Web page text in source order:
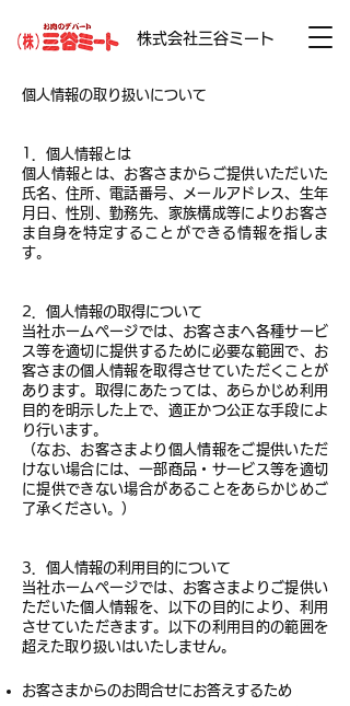
株式会社三谷ミート
個人情報の取り扱いについて
1．個人情報とは
個人情報とは、お客さまからご提供いただいた
氏名、住所、電話番号、メールアドレス、生年
月日、性別、勤務先、家族構成等によりお客さ
ま自身を特定することができる情報を指しま
す。
2．個人情報の取得について
当社ホームページでは、お客さまへ各種サービ
ス等を適切に提供するために必要な範囲で、お
客さまの個人情報を取得させていただくことが
あります。取得にあたっては、あらかじめ利用
目的を明示した上で、適正かつ公正な手段によ
り行います。
（なお、お客さまより個人情報をご提供いただ
けない場合には、一部商品・サービス等を適切
に提供できない場合があることをあらかじめご
了承ください。）
3．個人情報の利用目的について
当社ホームページでは、お客さまよりご提供い
ただいた個人情報を、以下の目的により、利用
させていただきます。以下の利用目的の範囲を
超えた取り扱いはいたしません。
お客さまからのお問合せにお答えするため